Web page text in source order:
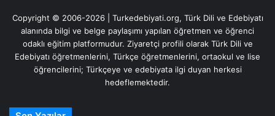
Copyright © 2006-2026 | Turkedebiyati.org, Türk Dili ve Edebiyatı
alanında bilgi ve belge paylaşımı yapılan öğretmen ve öğrenci
odaklı eğitim platformudur. Ziyaretçi profili olarak Türk Dili ve
Edebiyatı öğretmenlerini, Türkçe öğretmenlerini, ortaokul ve lise
öğrencilerini; Türkçeye ve edebiyata ilgi duyan herkesi
hedeflemektedir.